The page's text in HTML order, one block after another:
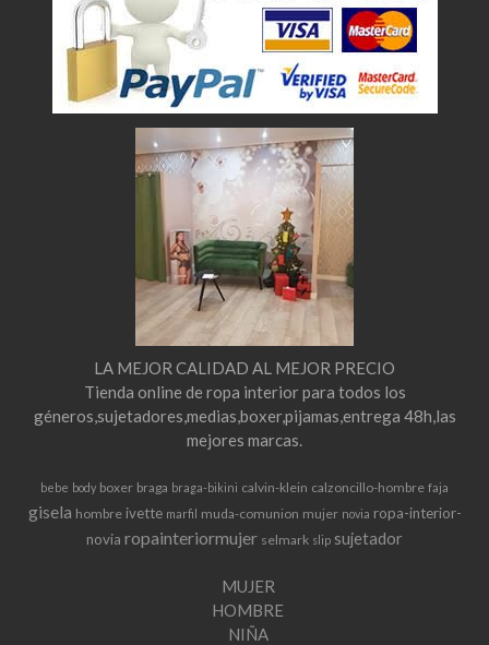
LA MEJOR CALIDAD AL MEJOR PRECIO
Tienda online de ropa interior para todos los
géneros,sujetadores,medias,boxer,pijamas,entrega 48h,las
mejores marcas.
bebe body boxer braga braga-bikini calvin-klein calzoncillo-hombre faja
gisela hombre ivette marfil muda-comunion mujer novia ropa-interior-
novia ropainteriormujer selmark slip sujetador
MUJER
HOMBRE
NIÑA